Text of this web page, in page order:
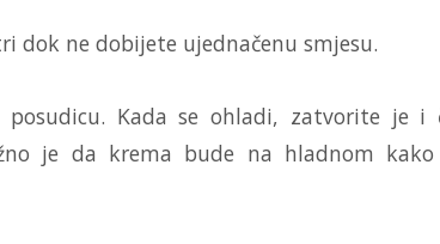
dok ne dobijete ujednačenu smjesu.
Kada se ohladi, zatvorite je i
je da krema bude na hladnom